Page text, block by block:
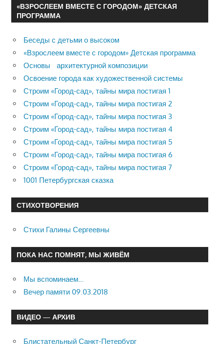
«ВЗРОСЛЕЕМ ВМЕСТЕ С ГОРОДОМ» ДЕТСКАЯ
ПРОГРАММА
Беседы с детьми о высоком
«Взрослеем вместе с городом» Детская программа
Основы архитектурной композиции
Освоение города как художественной системы
Строим «Город-сад», тайны мира постигая 1
Строим «Город-сад», тайны мира постигая 2
Строим «Город-сад», тайны мира постигая 3
Строим «Город-сад», тайны мира постигая 4
Строим «Город-сад», тайны мира постигая 5
Строим «Город-сад», тайны мира постигая 6
Строим «Город-сад», тайны мира постигая 7
1001 Петербургская сказка
СТИХОТВОРЕНИЯ
Стихи Галины Сергеевны
ПОКА НАС ПОМНЯТ, МЫ ЖИВЁМ
Мы вспоминаем…
Вечер памяти 09.03.2018
ВИДЕО — АРХИВ
Блистательный Санкт-Петербург